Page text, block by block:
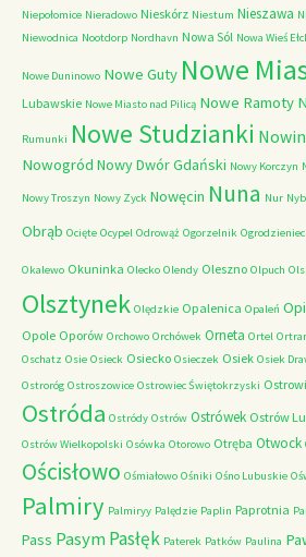
Niepołomice Nieradowo Nieskórz Niestum Nieszawa
Niewodnica Nootdorp Nordhavn Nowa Sól Nowa Wieś
Nowe Duninowo Nowe Guty Nowe
Lubawskie Nowe Miasto nad Pilicą Nowe Ramoty
Rumunki Nowe Studzianki
Nowogród Nowy Dwór Gdański Nowy Korczyn
Nowy Troszyn Nowy Zyck Nowęcin Nuna Nur
Obrąb Ocięte Ocypel Odrowąż Ogorzelnik Ogrodzieniec
Okalewo Okuninka Olecko Olendy Oleszno Olpuch
Olsztynek Olędzkie Opalenica Opaleń
Opole Oporów Orchowo Orchówek Orneta Ortel
Oschatz Osie Osieck Osiecko Osieczek Osiek Osiek
Ostroróg Ostroszowice Ostrowiec Świętokrzyski
Ostróda Ostródy Ostrów Ostrówek Ostrów
Ostrów Wielkopolski Osówka Otorowo Otręba Otwock
Ościsłowo Ośmiałowo Ośniki Ośno Lubuskie
Palmiry Palmiryy Palędzie Paplin Paprotnia
Pass PasymPasłęk Paterek Patków Paulina